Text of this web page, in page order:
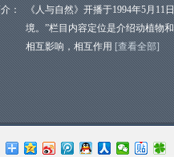
：
《人与自然》开播于1994年5月11
境。”栏目内容定位是介绍动植物
相互影响，相互作用 [查看全部]